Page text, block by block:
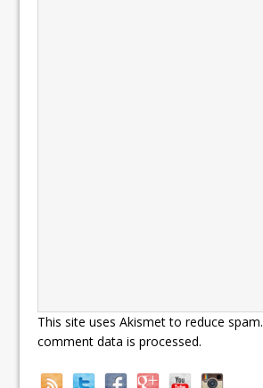
This site uses Akismet to reduce spam.
comment data is processed.